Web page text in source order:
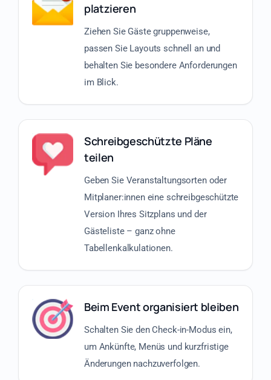
platzieren
Ziehen Sie Gäste gruppenweise,
passen Sie Layouts schnell an und
behalten Sie besondere Anforderungen
im Blick.
Schreibgeschützte Pläne
teilen
Geben Sie Veranstaltungsorten oder
Mitplaner:innen eine schreibgeschützte
Version Ihres Sitzplans und der
Gästeliste – ganz ohne
Tabellenkalkulationen.
Beim Event organisiert bleiben
Schalten Sie den Check-in-Modus ein,
um Ankünfte, Menüs und kurzfristige
Änderungen nachzuverfolgen.